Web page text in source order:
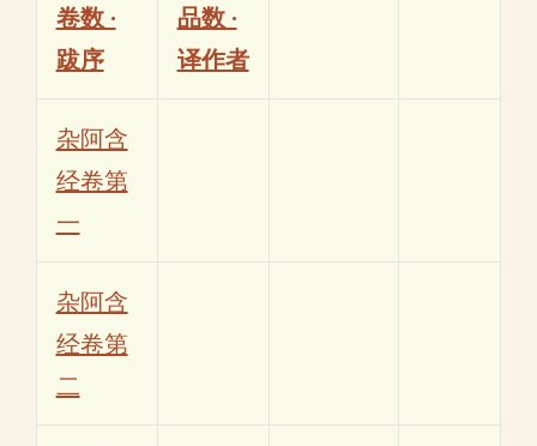
卷数 ·
跋序
品数 ·
译作者
杂阿含
经卷第
一
杂阿含
经卷第
二